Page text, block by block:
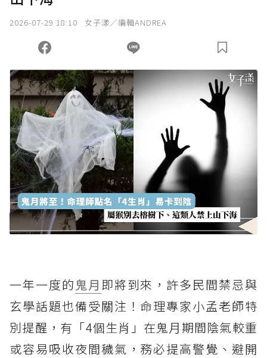
您當前剩餘 U 利點數：0點；前往 購買點數
2026-07-29 18:10 女子漾／編輯ANDREA
一年一度的 鬼月 即將到來，許多民間禁忌與
玄學話題也備受關注！命理專家小孟老師特
別提醒，有「4個生肖」在鬼月期間陰氣較重
或容易吸收夜間穢氣，務必提高警覺、避開